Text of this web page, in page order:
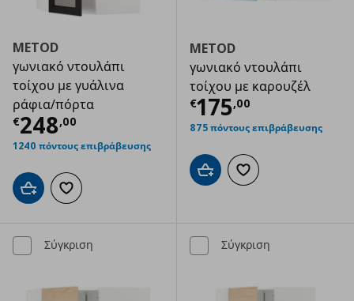
METOD
γωνιακό ντουλάπι
τοίχου με γυάλινα
ράφια/πόρτα
€248,00
Τρέχουσα τιμή € 248,00
1240 πόντους επιβράβευσης
Προσθήκη στο καλάθι
Προσθήκη στα αγαπημένα
METOD
γωνιακό ντουλάπι
τοίχου με καρουζέλ
€175,00
Τρέχουσα
875 πόντους επιβράβευσης
Προσθήκη στο καλάθι
Προσθήκη στα
Σύγκριση Σύγκριση